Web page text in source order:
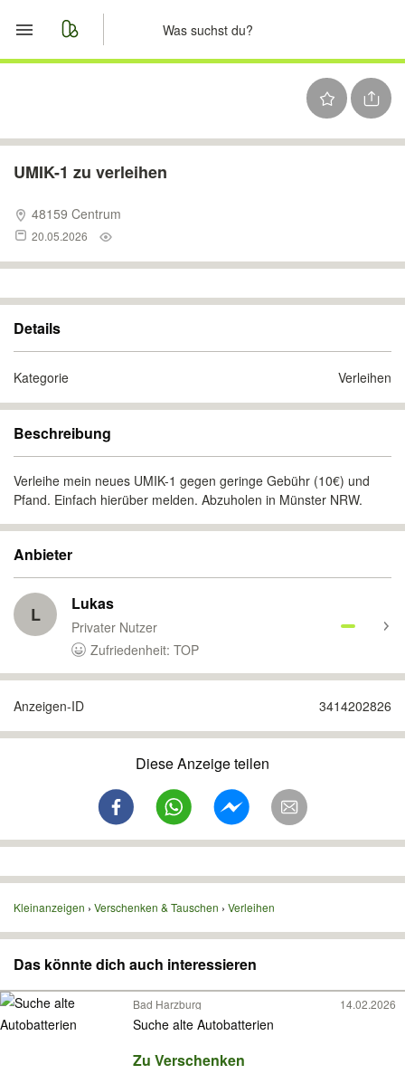
Nachrichten
Anzeige aufgeben
UMIK-1 zu verleihen
48159 Centrum
20.05.2026
Details
Kategorie Verleihen
Beschreibung
Verleihe mein neues UMIK-1 gegen geringe Gebühr (10€) und
Pfand. Einfach hierüber melden. Abzuholen in Münster NRW.
Anbieter
L Lukas
Privater Nutzer
Zufriedenheit: TOP
Anzeigen-ID 3414202826
Diese Anzeige teilen
Kleinanzeigen Verschenken & Tauschen Verleihen
Das könnte dich auch interessieren
Bad Harzburg 14.02.2026
Suche alte Autobatterien
Zu Verschenken